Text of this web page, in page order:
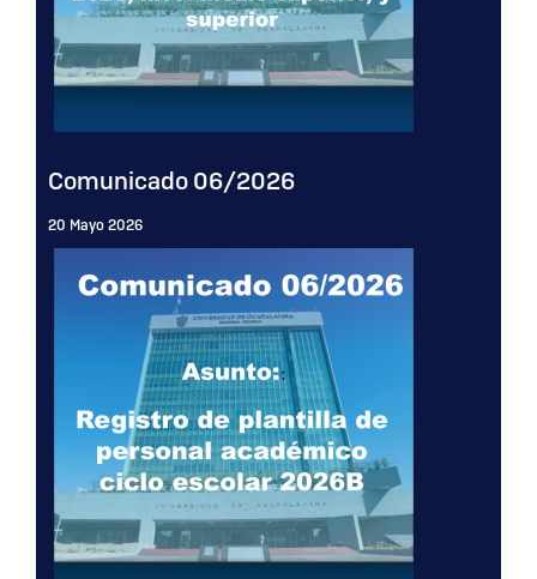
Comunicado 06/2026
20 Mayo 2026